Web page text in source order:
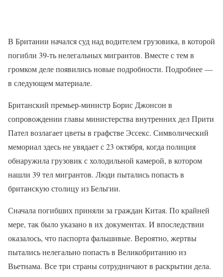
В Британии начался суд над водителем грузовика, в которой
погибли 39-ть нелегальных мигрантов. Вместе с тем в
громком деле появились новые подробности. Подробнее —
в следующем материале.
Британский премьер-министр Борис Джонсон в
сопровождении главы министерства внутренних дел Прити
Пател возлагает цветы в графстве Эссекс. Символический
мемориал здесь не увядает с 23 октября, когда полиция
обнаружила грузовик с холодильной камерой, в котором
нашли 39 тел мигрантов. Люди пытались попасть в
британскую столицу из Бельгии.
Сначала погибших приняли за граждан Китая. По крайней
мере, так было указано в их документах. И впоследствии
оказалось, что паспорта фальшивые. Вероятно, жертвы
пытались нелегально попасть в Великобританию из
Вьетнама. Все три страны сотрудничают в раскрытии дела.